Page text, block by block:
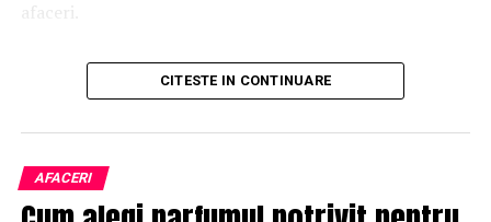
Un website modern trebuie să fie rapid, intuitiv și
adaptat tuturor dispozitivelor. Utilizatorii apreciază
experiență pozitivă contribuie la creșterea încrederii și
la îmbunătățirea ratelor de conversie.
CITESTE IN CONTINUARE
AFACERI